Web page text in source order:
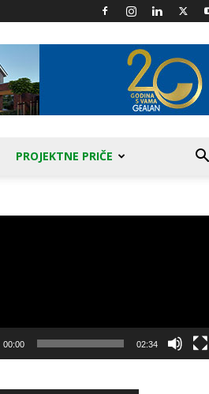
PROJEKTNE PRIČE
00:00 02:34